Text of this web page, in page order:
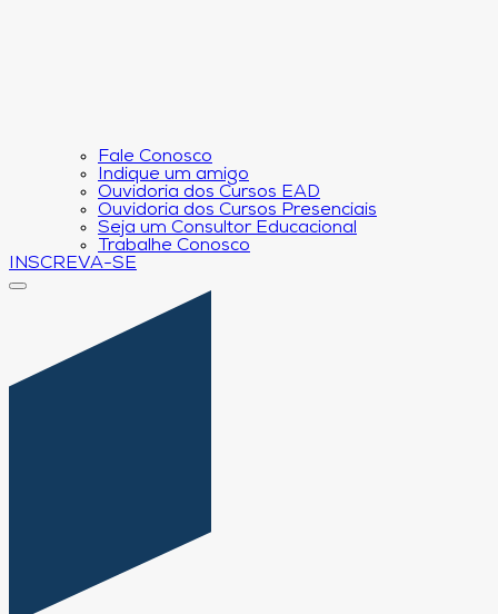
Fale Conosco
Indique um amigo
Ouvidoria dos Cursos EAD
Ouvidoria dos Cursos Presenciais
Seja um Consultor Educacional
Trabalhe Conosco
INSCREVA-SE